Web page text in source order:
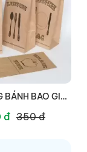
BÁNH BAO GIÁ
đ 350 đ